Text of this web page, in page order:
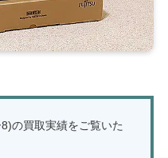
の買取実績をご覧いた